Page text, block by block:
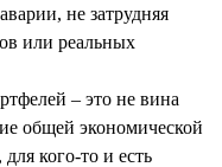
не затрудняя
или реальных
– это не вина
общей экономической
кого-то и есть